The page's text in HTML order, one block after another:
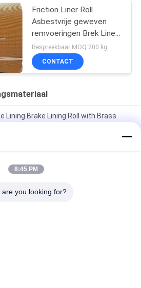
Friction Liner Roll
Asbestvrije geweven
remvoeringen Brek Liner
Roll Friction Roll
Bespreekbaar MOQ:200 kg
CONTACT
Lining Brake Lining Roll with Brass
Brake Lining Automotive Brake Lining
remvoeringsmateriaal
8:45 PM
you looking for?